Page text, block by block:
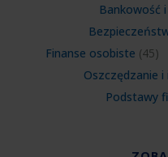
Bankowość
Finanse osobiste (45)
Oszczędzanie
Podstawy